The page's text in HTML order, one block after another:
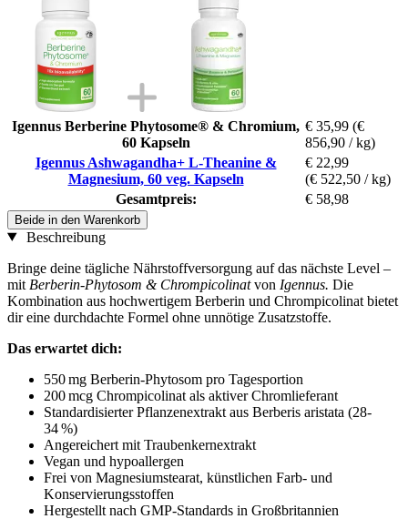
Igennus Berberine Phytosome® & Chromium,
60 Kapseln
€ 35,99 (€
856,90 / kg)
Igennus Ashwagandha+ L-Theanine &
Magnesium, 60 veg. Kapseln
€ 22,99
(€ 522,50 / kg)
Gesamtpreis:
€ 58,98
Beide in den Warenkorb
Beschreibung
Bringe deine tägliche Nährstoffversorgung auf das nächste Level –
mit Berberin-Phytosom & Chrompicolinatvon Igennus. Die
Kombination aus hochwertigem Berberin und Chrompicolinat bietet
dir eine durchdachte Formel ohne unnötige Zusatzstoffe.
Das erwartet dich:
550 mg Berberin-Phytosom pro Tagesportion
200 mcg Chrompicolinat als aktiver Chromlieferant
Standardisierter Pflanzenextrakt aus Berberis aristata (28-
34 %)
Angereichert mit Traubenkernextrakt
Vegan und hypoallergen
Frei von Magnesiumstearat, künstlichen Farb- und
Konservierungsstoffen
Hergestellt nach GMP-Standards in Großbritannien